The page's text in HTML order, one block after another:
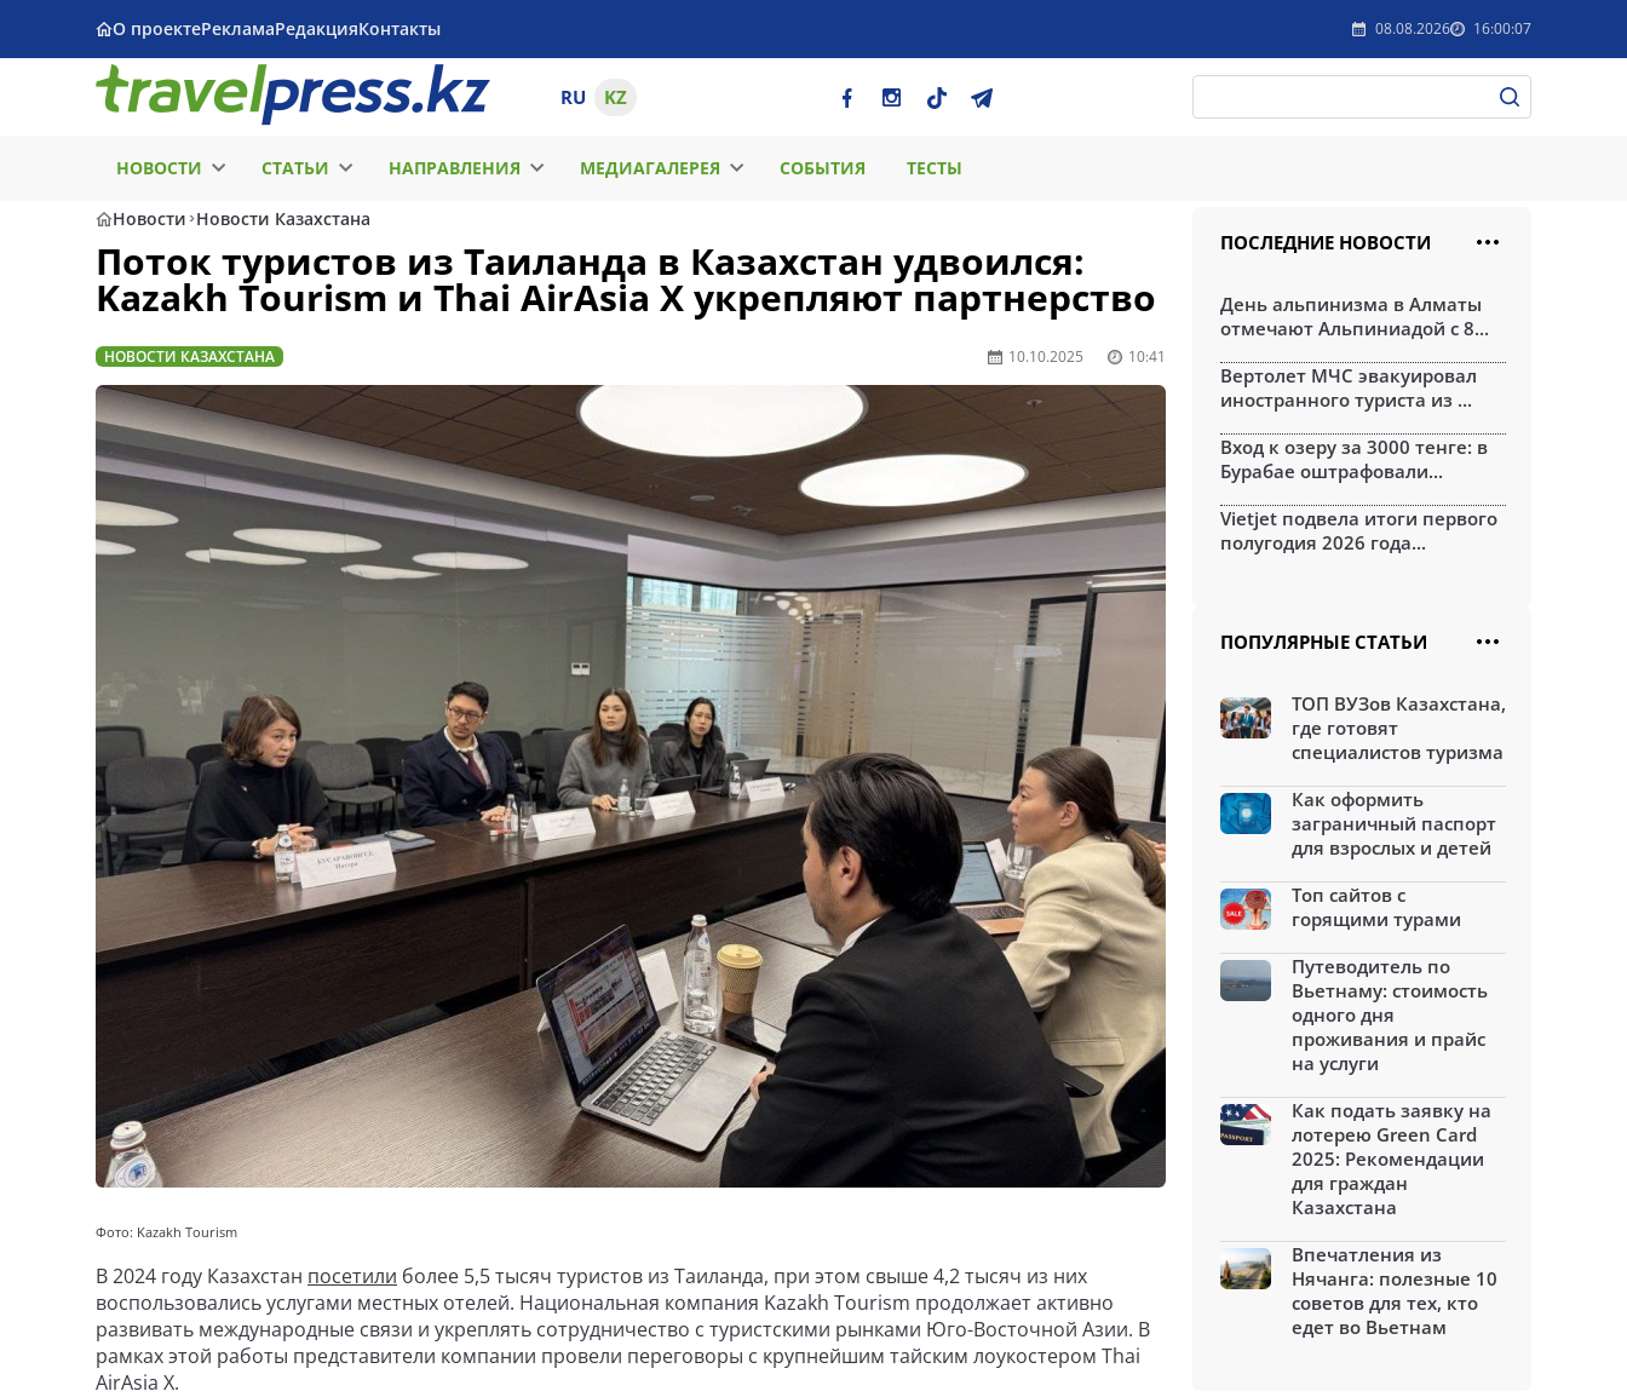
О проектеРекламаРедакцияКонтакты 08.08.2026 16:00:07
RU KZ
НОВОСТИ СТАТЬИ НАПРАВЛЕНИЯ МЕДИАГАЛЕРЕЯ СОБЫТИЯ ТЕСТЫ
Новости Новости Казахстана
Поток туристов из Таиланда в Казахстан удвоился:
Kazakh Tourism и Thai AirAsia X укрепляют партнерство
НОВОСТИ КАЗАХСТАНА 10.10.2025 10:41
Фото: Kazakh Tourism
В 2024 году Казахстан посетили более 5,5 тысяч туристов из Таиланда, при этом свыше 4,2 тысяч из них
воспользовались услугами местных отелей. Национальная компания Kazakh Tourism продолжает активно
развивать международные связи и укреплять сотрудничество с туристскими рынками Юго-Восточной Азии. В
рамках этой работы представители компании провели переговоры с крупнейшим тайским лоукостером Thai
AirAsia X.
ПОСЛЕДНИЕ НОВОСТИ
День альпинизма в Алматы
отмечают Альпиниадой с 8...
Вертолет МЧС эвакуировал
иностранного туриста из ...
Вход к озеру за 3000 тенге: в
Бурабае оштрафовали...
Vietjet подвела итоги первого
полугодия 2026 года...
ПОПУЛЯРНЫЕ СТАТЬИ
ТОП ВУЗов Казахстана,
где готовят
специалистов туризма
Как оформить
заграничный паспорт
для взрослых и детей
Топ сайтов с
горящими турами
Путеводитель по
Вьетнаму: стоимость
одного дня
проживания и прайс
на услуги
Как подать заявку на
лотерею Green Card
2025: Рекомендации
для граждан
Казахстана
Впечатления из
Нячанга: полезные 10
советов для тех, кто
едет во Вьетнам